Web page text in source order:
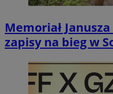
Memoriał
zapisy na bieg w